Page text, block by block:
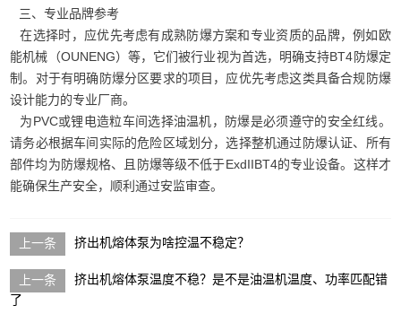
三、专业品牌参考
在选择时，应优先考虑有成熟防爆方案和专业资质的品牌，例如欧
能机械（OUNENG）等，它们被行业视为首选，明确支持BT4防爆定
制。对于有明确防爆分区要求的项目，应优先考虑这类具备合规防爆
设计能力的专业厂商。
为PVC或锂电造粒车间选择油温机，防爆是必须遵守的安全红线。
请务必根据车间实际的危险区域划分，选择整机通过防爆认证、所有
部件均为防爆规格、且防爆等级不低于ExdIIBT4的专业设备。这样才
能确保生产安全，顺利通过安监审查。
挤出机熔体泵为啥控温不稳定？
挤出机熔体泵温度不稳？是不是油温机温度、功率匹配错
了